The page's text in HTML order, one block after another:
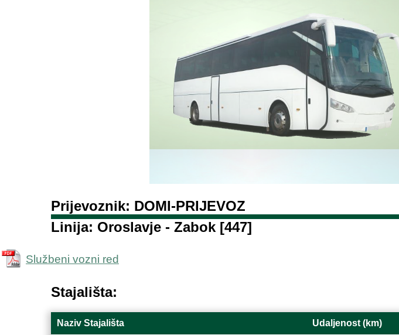
Prijevoznik: DOMI-PRIJEVOZ
Linija: Oroslavje - Zabok [447]
Službeni vozni red
Stajališta:
Naziv Stajališta Udaljenost (km)